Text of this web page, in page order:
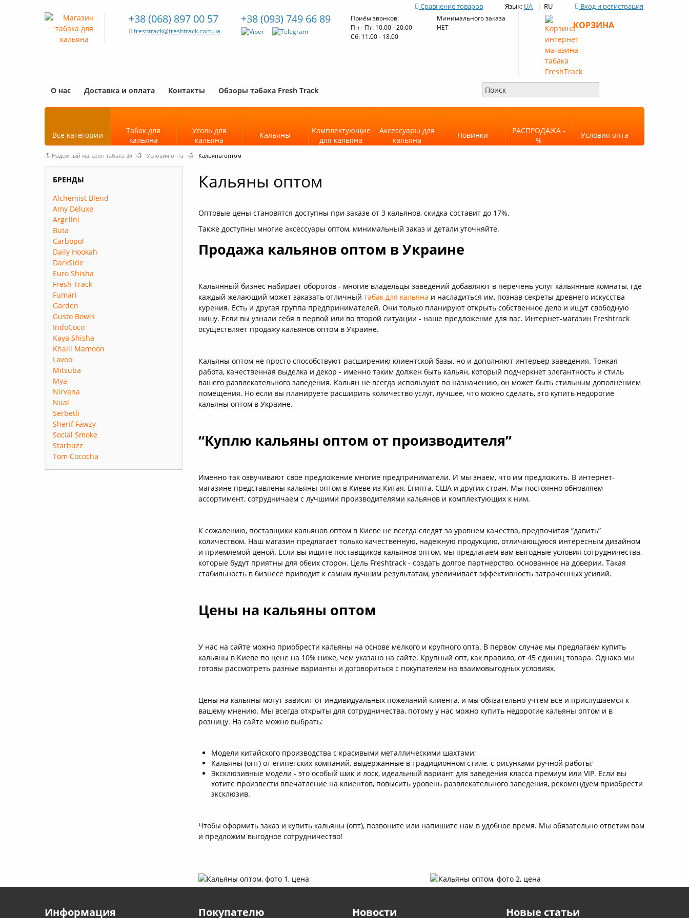
Сравнение товаров Язык: UA | RU Вход и регистрация
+38 (068) 897 00 57
freshtrack@freshtrack.com.ua
+38 (093) 749 66 89
Приём звонков:
Пн - Пт: 10.00 - 20.00
Cб: 11.00 - 18.00
Минимального заказа
НЕТ
КОРЗИНА
О нас Доставка и оплата Контакты Обзоры табака Fresh Track
Все категории
Табак для
кальяна
Уголь для
кальяна
Кальяны
Комплектующие
для кальяна
Аксессуары для
кальяна
Новинки
РАСПРОДАЖА -
%
Условия опта
🔝 Надёжный магазин табака 👍 💨 Условия опта 💨 Кальяны оптом
Кальяны оптом
Оптовые цены становятся доступны при заказе от 3 кальянов, скидка составит до 17%.
Также доступны многие аксессуары оптом, минимальный заказ и детали уточняйте.
Продажа кальянов оптом в Украине
Кальянный бизнес набирает оборотов - многие владельцы заведений добавляют в перечень услуг кальянные комнаты, где
каждый желающий может заказать отличныйтабак для кальяна и насладиться им, познав секреты древнего искусства
курения. Есть и другая группа предпринимателей. Они только планируют открыть собственное дело и ищут свободную
нишу. Если вы узнали себя в первой или во второй ситуации - наше предложение для вас. Интернет-магазин Freshtrack
осуществляет продажу кальянов оптом в Украине.
Кальяны оптом не просто способствуют расширению клиентской базы, но и дополняют интерьер заведения. Тонкая
работа, качественная выделка и декор - именно таким должен быть кальян, который подчеркнет элегантность и стиль
вашего развлекательного заведения. Кальян не всегда используют по назначению, он может быть стильным дополнением
помещения. Но если вы планируете расширить количество услуг, лучшее, что можно сделать, это купить недорогие
кальяны оптом в Украине.
“Куплю кальяны оптом от производителя”
Именно так озвучивают свое предложение многие предприниматели. И мы знаем, что им предложить. В интернет-
магазине представлены кальяны оптом в Киеве из Китая, Египта, США и других стран. Мы постоянно обновляем
ассортимент, сотрудничаем с лучшими производителями кальянов и комплектующих к ним.
К сожалению, поставщики кальянов оптом в Киеве не всегда следят за уровнем качества, предпочитая “давить”
количеством. Наш магазин предлагает только качественную, надежную продукцию, отличающуюся интересным дизайном
и приемлемой ценой. Если вы ищите поставщиков кальянов оптом, мы предлагаем вам выгодные условия сотрудничества,
которые будут приятны для обеих сторон. Цель Freshtrack - создать долгое партнерство, основанное на доверии. Такая
стабильность в бизнесе приводит к самым лучшим результатам, увеличивает эффективность затраченных усилий.
Цены на кальяны оптом
У нас на сайте можно приобрести кальяны на основе мелкого и крупного опта. В первом случае мы предлагаем купить
кальяны в Киеве по цене на 10% ниже, чем указано на сайте. Крупный опт, как правило, от 45 единиц товара. Однако мы
готовы рассмотреть разные варианты и договориться с покупателем на взаимовыгодных условиях.
Цены на кальяны могут зависит от индивидуальных пожеланий клиента, и мы обязательно учтем все и прислушаемся к
вашему мнению. Мы всегда открыты для сотрудничества, потому у нас можно купить недорогие кальяны оптом и в
розницу. На сайте можно выбрать:
Модели китайского производства с красивыми металлическими шахтами;
Кальяны (опт) от египетских компаний, выдержанные в традиционном стиле, с рисунками ручной работы;
Эксклюзивные модели - это особый шик и лоск, идеальный вариант для заведения класса премиум или VIP. Если вы
хотите произвести впечатление на клиентов, повысить уровень развлекательного заведения, рекомендуем приобрести
эксклюзив.
Чтобы оформить заказ и купить кальяны (опт), позвоните или напишите нам в удобное время. Мы обязательно ответим вам
и предложим выгодное сотрудничество!
БРЕНДЫ
Alchemist Blend
Amy Deluxe
Argelini
Buta
Carbopol
Daily Hookah
DarkSide
Euro Shisha
Fresh Track
Fumari
Garden
Gusto Bowls
IndoCoco
Kaya Shisha
Khalil Mamoon
Lavoo
Mitsuba
Mya
Nirvana
Nual
Serbetli
Sherif Fawzy
Social Smoke
Starbuzz
Tom Cococha
Информация Покупателю Новости Новые статьи